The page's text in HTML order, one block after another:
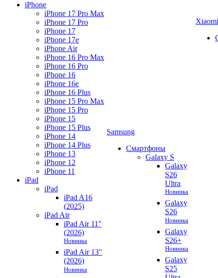
iPhone
iPhone 17 Pro Max
iPhone 17 Pro
iPhone 17
iPhone 17e
iPhone Air
iPhone 16 Pro Max
iPhone 16 Pro
iPhone 16
iPhone 16e
iPhone 16 Plus
iPhone 15 Pro Max
iPhone 15 Pro
iPhone 15
iPhone 15 Plus
iPhone 14
iPhone 14 Plus
iPhone 13
iPhone 12
iPhone 11
iPad
iPad
iPad A16
(2025)
iPad Air
iPad Air 11"
(2026)
Новинка
iPad Air 13"
(2026)
Новинка
Samsung
Смартфоны
Galaxy S
Galaxy
S26
Ultra
Новинка
Galaxy
S26
Новинка
Galaxy
S26+
Новинка
Galaxy
S25
Xiaomi